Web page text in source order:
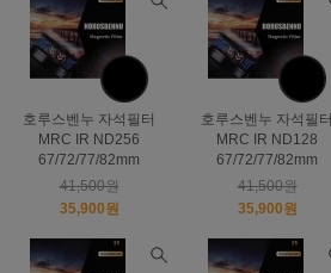
호루스벤누 자석필터
MRC IR ND256
67/72/77/82mm
41,500원
35,900원
호루스벤누 자석필터
MRC IR ND128
67/72/77/82mm
41,500원
35,900원